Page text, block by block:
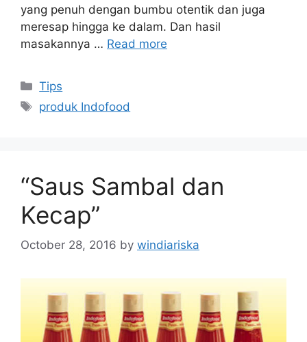
yang penuh dengan bumbu otentik dan juga
meresap hingga ke dalam. Dan hasil
masakannya … Read more
Categories
Tips
Tags
produk Indofood
“Saus Sambal dan
Kecap”
October 28, 2016 by windiariska